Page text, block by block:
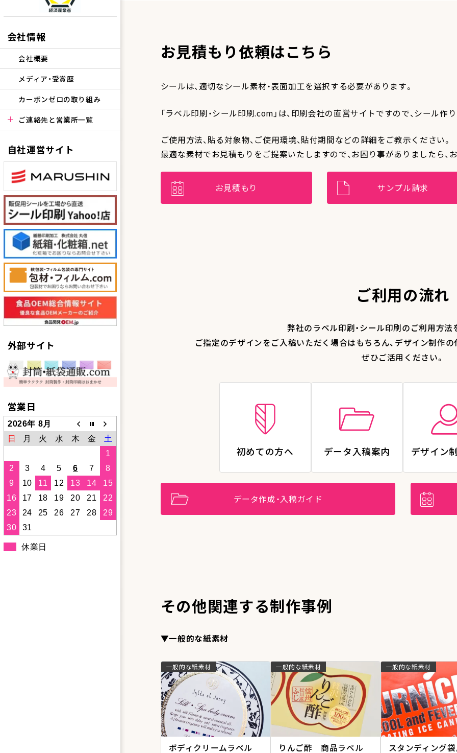
会社情報
会社概要
メディア・受賞歴
カーボンゼロの取り組み
ご連絡先と営業所一覧
自社運営サイト
外部サイト
営業日
2026年 8月
日
月 火 水 木 金
土
1
2
3 4 5 6 7
8
9
10 11 12 13 14
15
16
17 18 19 20 21
22
23
24 25 26 27 28
29
30
31
休業日
お見積もり依頼はこちら
シールは、適切なシール素材・表面加工を選択する必要があります。
「ラベル印刷・シール印刷.com」は、印刷会社の直営サイトですので、シール
ご使用方法、貼る対象物、ご使用環境、貼付期間などの詳細をご教示ください。
最適な素材でお見積もりをご提案いたしますので、お困り事がありましたら、
お見積もり サンプル請求
ご利用の流れ
弊社のラベル印刷・シール印刷のご利用方法
ご指定のデザインをご入稿いただく場合はもちろん、デザイン制作
ぜひご活用ください。
初めての方へ データ入稿案内 デザイン
データ作成・入稿ガイド
その他関連する制作事例
▼一般的な紙素材
一般的な紙素材
ボディクリームラベル
一般的な紙素材
りんご酢 商品ラベル
一般的な紙素材
スタンディング